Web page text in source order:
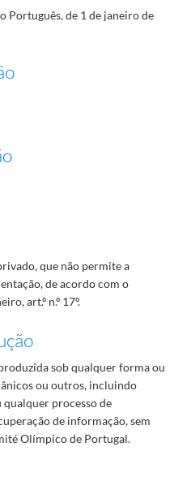
Português, de 1 de janeiro de
que não permite a
de acordo com o
art.º n.º 17º.
sob qualquer forma ou
ou outros, incluindo
processo de
de informação, sem
Olímpico de Portugal.